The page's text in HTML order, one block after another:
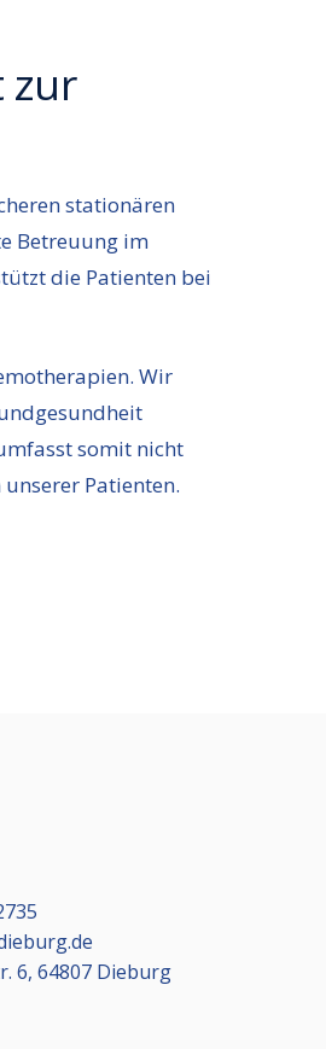
zur
stationären
Betreuung im
die Patienten bei
Wir
somit nicht
Patienten.
6, 64807 Dieburg